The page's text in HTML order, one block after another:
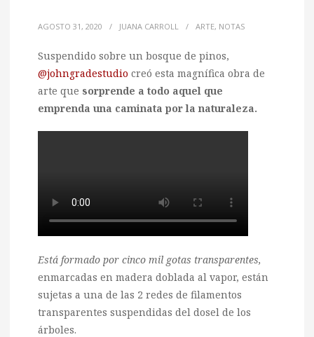
AGOSTO 31, 2020 / JUANA CARROLL / ARTE, NOTAS
Suspendido sobre un bosque de pinos,
@johngradestudio creó esta magnífica obra de
arte que sorprende a todo aquel que
emprenda una caminata por la naturaleza.
Está formado por cinco mil gotas transparentes,
enmarcadas en madera doblada al vapor, están
sujetas a una de las 2 redes de filamentos
transparentes suspendidas del dosel de los
árboles.